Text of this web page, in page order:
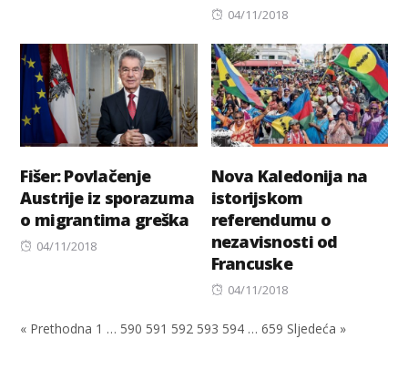
Posted
04/11/2018
Fišer: Povlačenje
Austrije iz sporazuma
o migrantima greška
Posted
04/11/2018
Nova Kaledonija na
istorijskom
referendumu o
nezavisnosti od
Francuske
Posted
04/11/2018
« Prethodna 1 … 590 591 592 593 594 … 659 Sljedeća »